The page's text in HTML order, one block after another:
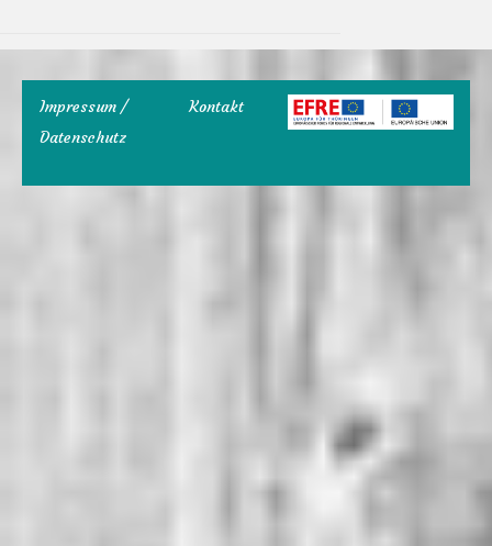
Impressum /
Datenschutz
Kontakt